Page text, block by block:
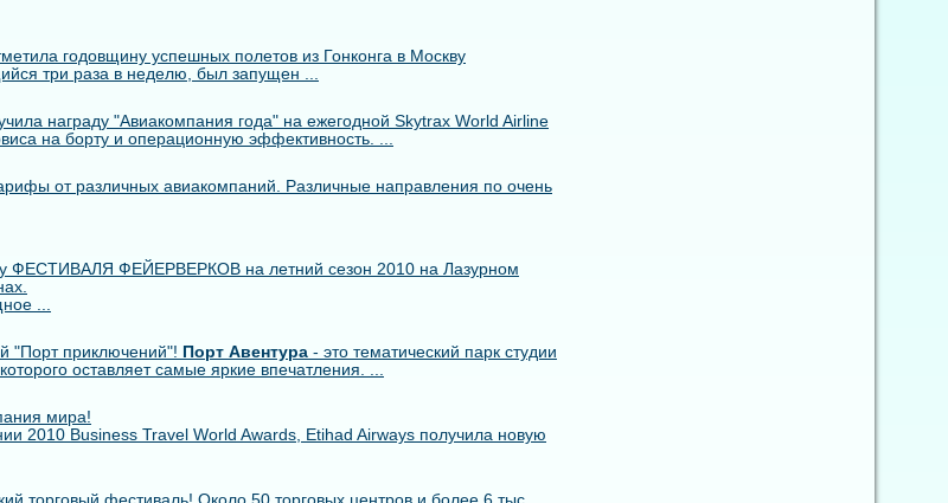
годовщину успешных полетов из Гонконга в Москву
три раза в неделю, был запущен ...
награду "Авиакомпания года" на ежегодной Skytrax World Airline
на борту и операционную эффективность. ...
от различных авиакомпаний. Различные направления по очень
ФЕСТИВАЛЯ ФЕЙЕРВЕРКОВ на летний сезон 2010 на Лазурном
...
"Порт приключений"! Порт Авентура - это тематический парк студии
оставляет самые яркие впечатления. ...
мира!
2010 Business Travel World Awards, Etihad Airways получила новую